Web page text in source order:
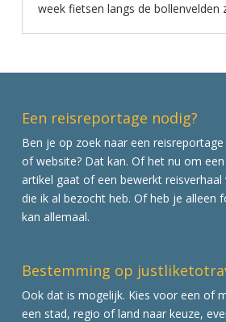
week fietsen langs de bollenvelden
Een reisreportage nodig?
Ben je op zoek naar een
of website? Dat kan. Of het nu om
artikel gaat of een bewerkt
die ik al bezocht heb. Of heb je alleen
kan allemaal.
Bestemming op
Ook dat is mogelijk. Kies voor een of
een stad, regio of land naar keuze,